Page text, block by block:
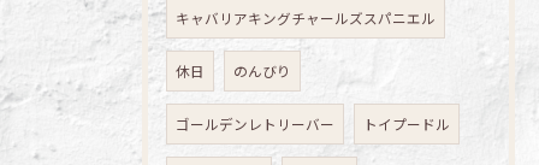
キャバリアキングチャールズスパニエル
休日 のんびり
ゴールデンレトリーバー トイプードル